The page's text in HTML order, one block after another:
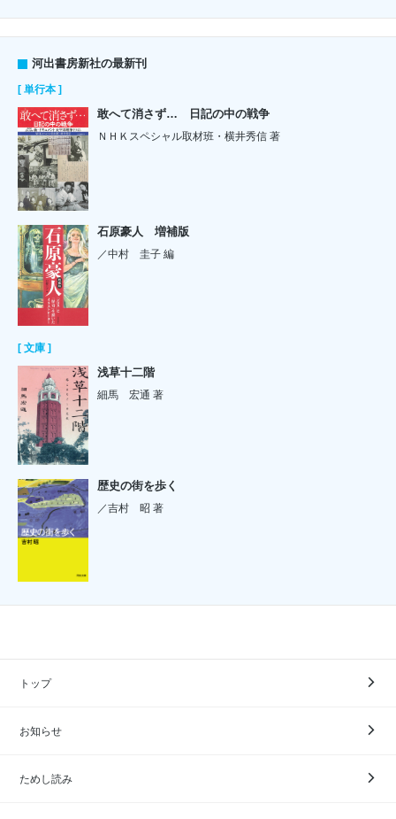
河出書房新社の最新刊
[ 単行本 ]
敢へて消さず… 日記の中の戦争
ＮＨＫスペシャル取材班・横井秀信 著
石原豪人 増補版
／中村 圭子 編
[ 文庫 ]
浅草十二階
細馬 宏通 著
歴史の街を歩く
／吉村 昭 著
トップ
お知らせ
ためし読み